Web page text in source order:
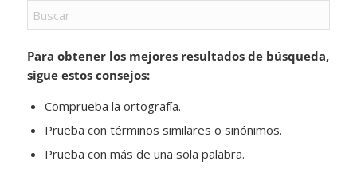
Para obtener los mejores resultados de búsqueda,
sigue estos consejos:
Comprueba la ortografía.
Prueba con términos similares o sinónimos.
Prueba con más de una sola palabra.